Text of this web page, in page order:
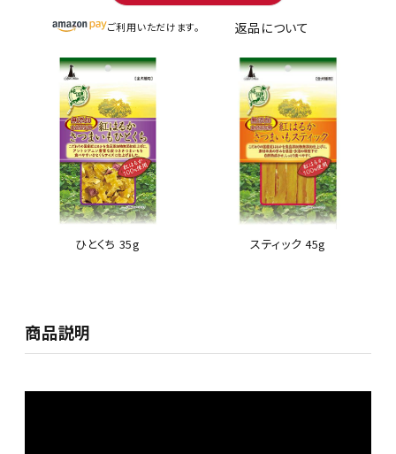
ご利用いただけます。 返品について
ひとくち 35g スティック 45g
商品説明